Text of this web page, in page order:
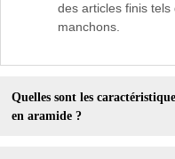
des articles finis
manchons.
Quelles sont les
en aramide ?